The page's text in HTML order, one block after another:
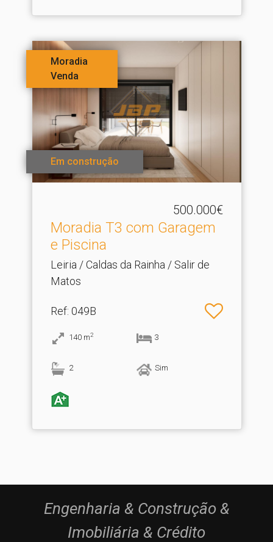
Moradia
Venda
Em construção
500.000€
Moradia T3 com Garagem
e Piscina
Leiria / Caldas da Rainha / Salir de
Matos
Ref: 049B
140 m2 3
2 Sim
Engenharia & Construção &
Imobiliária & Crédito